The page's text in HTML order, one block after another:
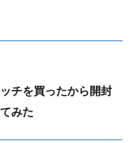
チを買ったから開封
みた